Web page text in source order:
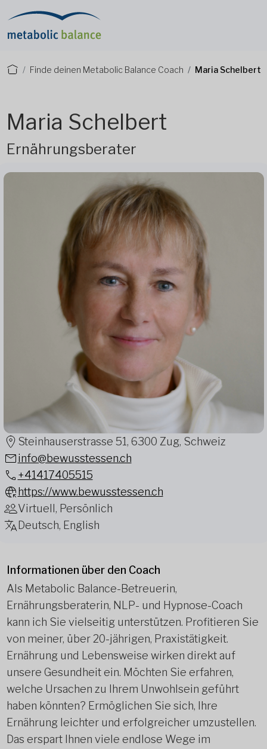
Finde deinen Metabolic Balance Coach Maria Schelbert
Maria Schelbert
Ernährungsberater
Steinhauserstrasse 51, 6300 Zug, Schweiz
info@bewusstessen.ch
+41417405515
https://www.bewusstessen.ch
Virtuell, Persönlich
Deutsch, English
Informationen über den Coach
Als Metabolic Balance-Betreuerin,
Ernährungsberaterin, NLP- und Hypnose-Coach
kann ich Sie vielseitig unterstützen. Profitieren Sie
von meiner, über 20-jährigen, Praxistätigkeit.
Ernährung und Lebensweise wirken direkt auf
unsere Gesundheit ein. Möchten Sie erfahren,
welche Ursachen zu Ihrem Unwohlsein geführt
haben könnten? Ermöglichen Sie sich, Ihre
Ernährung leichter und erfolgreicher umzustellen.
Das erspart Ihnen viele endlose Wege im